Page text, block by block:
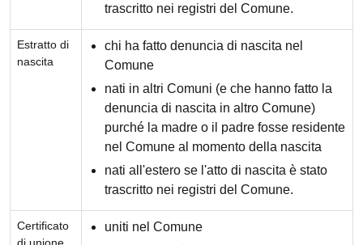
trascritto nei registri del Comune.
Estratto di
nascita
chi ha fatto denuncia di nascita nel
Comune
nati in altri Comuni (e che hanno fatto la
denuncia di nascita in altro Comune)
purché la madre o il padre fosse residente
nel Comune al momento della nascita
nati all'estero se l'atto di nascita è stato
trascritto nei registri del Comune.
Certificato
di unione
uniti nel Comune